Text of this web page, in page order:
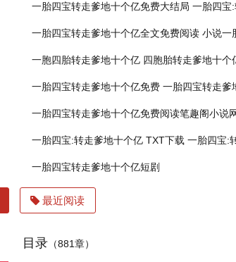
一胎四宝转走爹地十个亿免费大结局 一胎四宝
一胎四宝转走爹地十个亿全文免费阅读 小说一
一胞四胎转走爹地十个亿 四胞胎转走爹地十个
一胎四宝转走爹地十个亿免费 一胎四宝转走爹
一胎四宝转走爹地十个亿免费阅读笔趣阁小说
一胎四宝:转走爹地十个亿 TXT下载 一胎四宝:
一胎四宝转走爹地十个亿短剧
最近阅读
目录 （881章）